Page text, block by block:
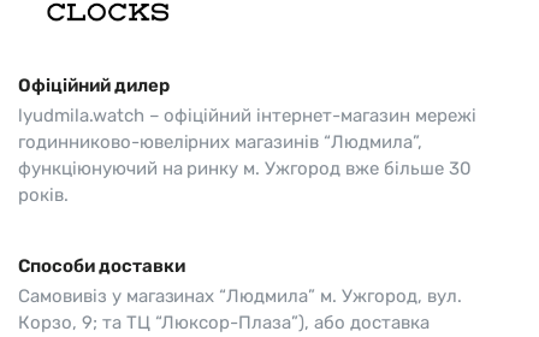
Офіційний дилер
lyudmila.watch – офіційний інтернет-магазин мережі
годинниково-ювелірних магазинів “Людмила”,
функціюнуючий на ринку м. Ужгород вже більше 30
років.
Способи доставки
Самовивіз у магазинах “Людмила” м. Ужгород, вул.
Корзо, 9; та ТЦ “Люксор-Плаза”), або доставка